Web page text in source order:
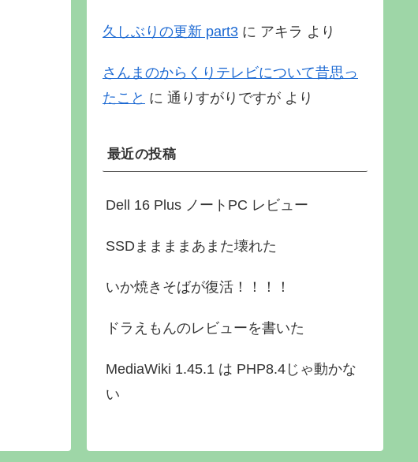
久しぶりの更新 part3 に アキラ より
さんまのからくりテレビについて昔思っ
たこと に 通りすがりですが より
最近の投稿
Dell 16 Plus ノートPC レビュー
SSDままままあまた壊れた
いか焼きそばが復活！！！！
ドラえもんのレビューを書いた
MediaWiki 1.45.1 は PHP8.4じゃ動かな
い